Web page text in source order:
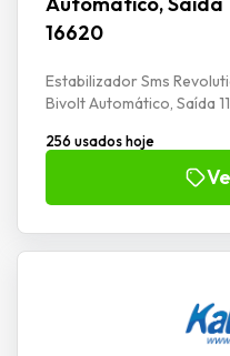
16620
Estabilizador Sms
Bivolt Automático, Saída
256 usados hoje